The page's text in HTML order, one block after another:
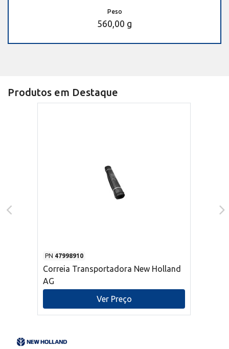
Peso
560,00 g
Produtos em Destaque
PN 47998910
Correia Transportadora New Holland
AG
Ver Preço